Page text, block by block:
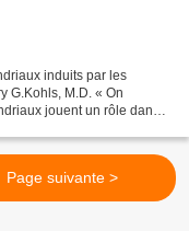
induits par les
G.Kohls, M.D. « On
jouent un rôle dans
Page suivante >